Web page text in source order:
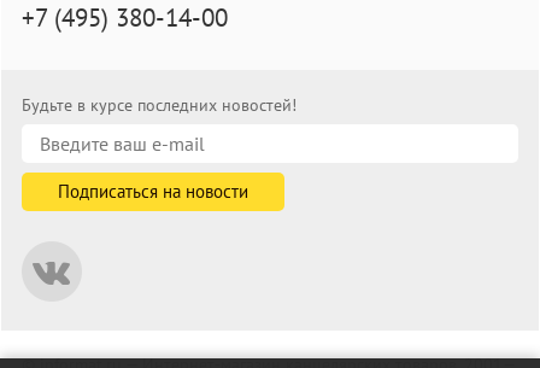
+7 (495) 380-14-00
Будьте в курсе последних новостей!